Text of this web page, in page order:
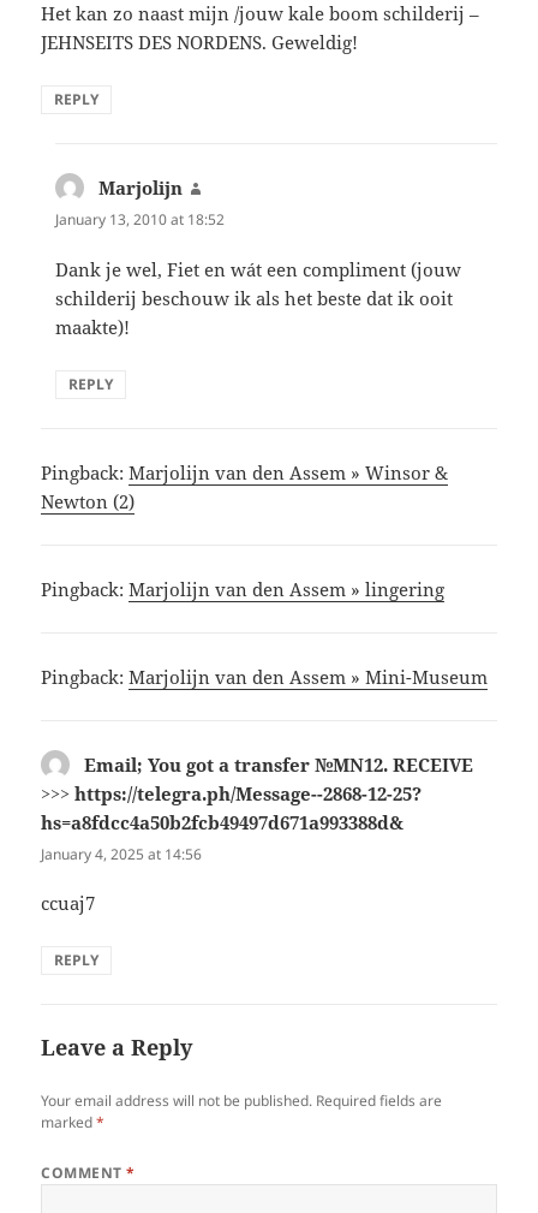
Het kan zo naast mijn /jouw kale boom schilderij –
JEHNSEITS DES NORDENS. Geweldig!
REPLY
Marjolijn
January 13, 2010 at 18:52
Dank je wel, Fiet en wát een compliment (jouw
schilderij beschouw ik als het beste dat ik ooit
maakte)!
REPLY
Pingback:Marjolijn van den Assem » Winsor &
Newton (2)
Pingback:Marjolijn van den Assem » lingering
Pingback:Marjolijn van den Assem » Mini-Museum
Email; You got a transfer №MN12. RECEIVE
>>> https://telegra.ph/Message--2868-12-25?
hs=a8fdcc4a50b2fcb49497d671a993388d&
January 4, 2025 at 14:56
ccuaj7
REPLY
Leave a Reply
Your email address will not be published. Required fields are
marked*
COMMENT*